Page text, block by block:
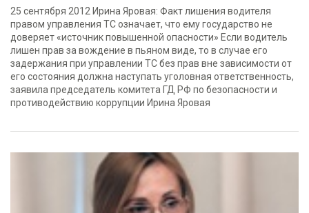
25 сентября 2012 Ирина Яровая: Факт лишения водителя
правом управления ТС означает, что ему государство не
доверяет «источник повышенной опасности» Если водитель
лишен прав за вождение в пьяном виде, то в случае его
задержания при управлении ТС без прав вне зависимости от
его состояния должна наступать уголовная ответственность,
заявила председатель комитета ГД РФ по безопасности и
противодействию коррупции Ирина Яровая